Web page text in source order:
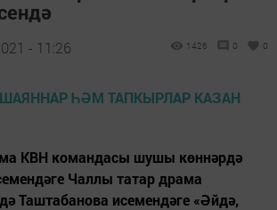
- 11:26 1426 0 0
КВН командасы шушы көннәрдә
Чаллы татар драма
Таштабанова исемендәге «Әйдә,